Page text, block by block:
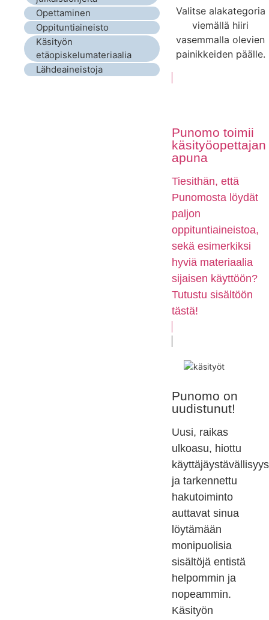
Opettaminen
Oppituntiaineisto
Käsityön
etäopiskelumateriaalia
Lähdeaineistoja
Valitse alakategoria
viemällä hiiri
vasemmalla olevien
painikkeiden päälle.
Punomo toimii
käsityöopettajan
apuna
Tiesithän, että
Punomosta löydät
paljon
oppituntiaineistoa,
sekä esimerkiksi
hyviä materiaalia
sijaisen käyttöön?
Tutustu sisältöön
tästä!
Punomo on
uudistunut!
Uusi, raikas
ulkoasu, hiottu
käyttäjäystävällisyys
ja tarkennettu
hakutoiminto
auttavat sinua
löytämään
monipuolisia
sisältöjä entistä
helpommin ja
nopeammin.
Käsityön